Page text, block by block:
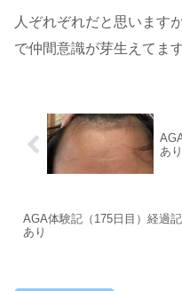
人ぞれぞれだと思います
で仲間意識が芽生えてます
あり
AGA体験記（175日目）経過
あり